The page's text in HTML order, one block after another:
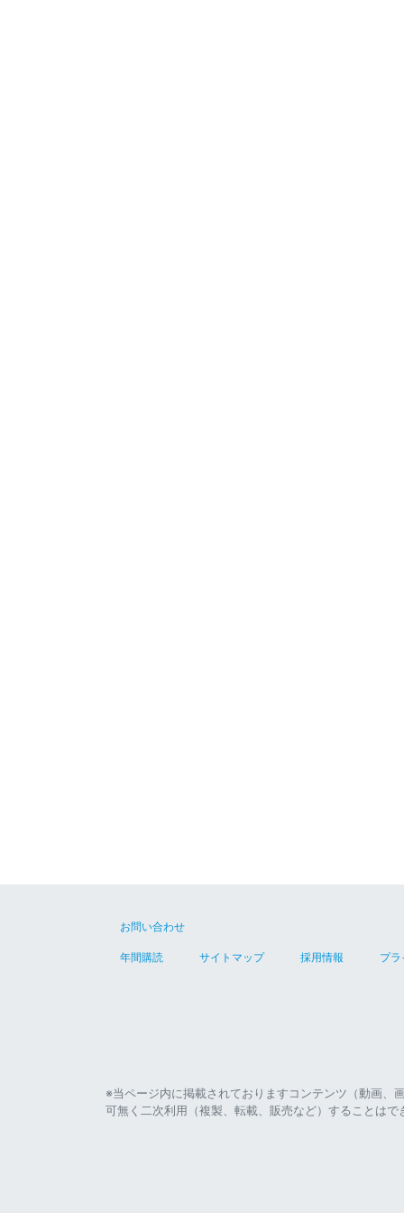
お問い合わせ
年間購読 サイトマップ 採用情報 プ
※当ページ内に掲載されておりますコンテンツ（動画、
可無く二次利用（複製、転載、販売など）することはで